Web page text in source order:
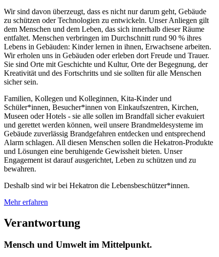
Wir sind davon überzeugt, dass es nicht nur darum geht, Gebäude
zu schützen oder Technologien zu entwickeln. Unser Anliegen gilt
dem Menschen und dem Leben, das sich innerhalb dieser Räume
entfaltet. Menschen verbringen im Durchschnitt rund 90 % ihres
Lebens in Gebäuden: Kinder lernen in ihnen, Erwachsene arbeiten.
Wir erholen uns in Gebäuden oder erleben dort Freude und Trauer.
Sie sind Orte mit Geschichte und Kultur, Orte der Begegnung, der
Kreativität und des Fortschritts und sie sollten für alle Menschen
sicher sein.
Familien, Kollegen und Kolleginnen, Kita-Kinder und
Schüler*innen, Besucher*innen von Einkaufszentren, Kirchen,
Museen oder Hotels - sie alle sollen im Brandfall sicher evakuiert
und gerettet werden können, weil unsere Brandmeldesysteme im
Gebäude zuverlässig Brandgefahren entdecken und entsprechend
Alarm schlagen. All diesen Menschen sollen die Hekatron-Produkte
und Lösungen eine beruhigende Gewissheit bieten. Unser
Engagement ist darauf ausgerichtet, Leben zu schützen und zu
bewahren.
Deshalb sind wir bei Hekatron die Lebensbeschützer*innen.
Mehr erfahren
Verantwortung
Mensch und Umwelt im Mittelpunkt.